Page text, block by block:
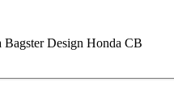
Bagster Design Honda CB